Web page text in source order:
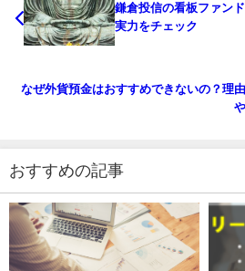
鎌倉投信の看板ファン
実力をチェック
なぜ外貨預金はおすすめできないの？理
おすすめの記事